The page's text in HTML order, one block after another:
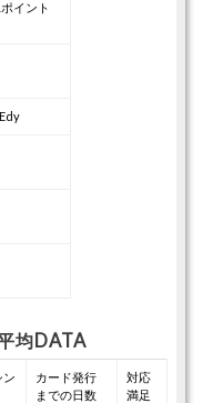
イント
均DATA
ン
カード発行
までの日数
対応
満足